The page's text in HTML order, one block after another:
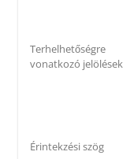
Terhelhetőségre
vonatkozó jelölések
Érintekzési szög